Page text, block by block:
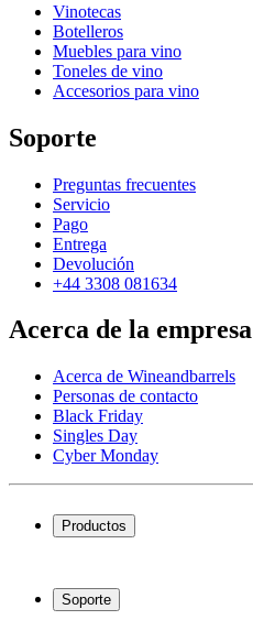
Vinotecas
Botelleros
Muebles para vino
Toneles de vino
Accesorios para vino
Soporte
Preguntas frecuentes
Servicio
Pago
Entrega
Devolución
+44 3308 081634
Acerca de la empresa
Acerca de Wineandbarrels
Personas de contacto
Black Friday
Singles Day
Cyber Monday
Productos
Botelleros
Muebles para vino
Soporte